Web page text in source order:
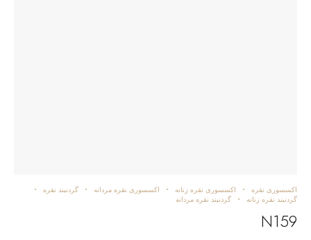
اکسسوری نقره اکسسوری نقره زنانه اکسسوری نقره مردانه
گردنبند نقره
گردنبند نقره زنانه
گردنبند نقره مردانه
N159